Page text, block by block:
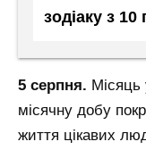
зодіаку з
5 серпня. Місяць
місячну добу
життя цікавих